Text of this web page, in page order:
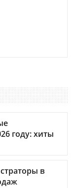
году: хиты
в